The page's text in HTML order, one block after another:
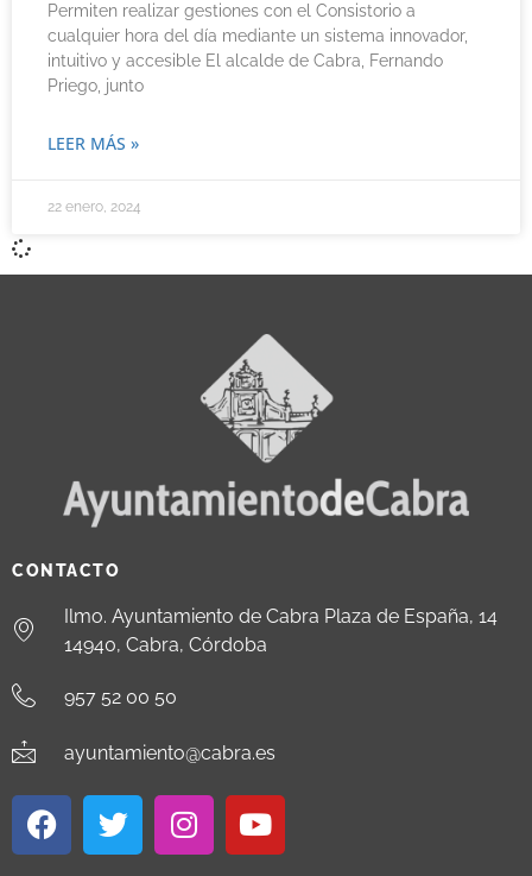
Permiten realizar gestiones con el Consistorio a
cualquier hora del día mediante un sistema innovador,
intuitivo y accesible El alcalde de Cabra, Fernando
Priego, junto
LEER MÁS »
22 enero, 2024
CONTACTO
Ilmo. Ayuntamiento de Cabra Plaza de España, 14
14940, Cabra, Córdoba
957 52 00 50
ayuntamiento@cabra.es